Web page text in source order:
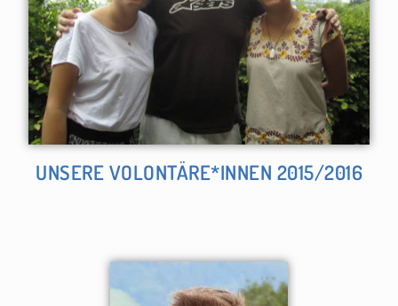
UNSERE VOLONTÄRE*INNEN 2015/2016